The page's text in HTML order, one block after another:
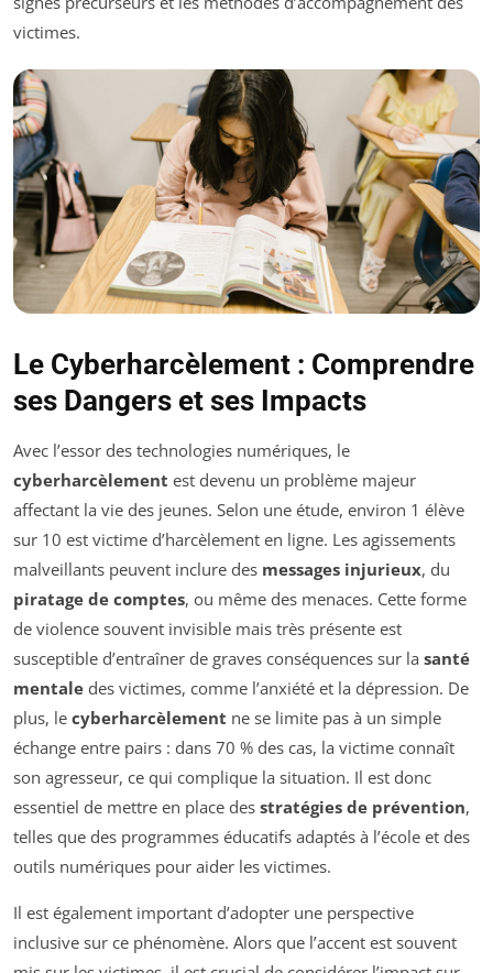
victimes.
Le Cyberharcèlement : Comprendre
ses Dangers et ses Impacts
Avec l’essor des technologies numériques, le
cyberharcèlement est devenu un problème majeur
affectant la vie des jeunes. Selon une étude, environ 1 élève
sur 10 est victime d’harcèlement en ligne. Les agissements
malveillants peuvent inclure des messages injurieux, du
piratage de comptes, ou même des menaces. Cette forme
de violence souvent invisible mais très présente est
susceptible d’entraîner de graves conséquences sur la santé
mentale des victimes, comme l’anxiété et la dépression. De
plus, le cyberharcèlement ne se limite pas à un simple
échange entre pairs : dans 70 % des cas, la victime connaît
son agresseur, ce qui complique la situation. Il est donc
essentiel de mettre en place des stratégies de prévention,
telles que des programmes éducatifs adaptés à l’école et des
outils numériques pour aider les victimes.
Il est également important d’adopter une perspective
inclusive sur ce phénomène. Alors que l’accent est souvent